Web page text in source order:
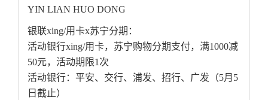
YIN LIAN HUO DONG
银联xing/用卡x苏宁分期：
活动银行xing/用卡，苏宁购物分期支付，满1000减
50元，活动期限1次
活动银行：平安、交行、浦发、招行、广发（5月5
日截止）